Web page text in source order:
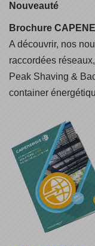
Nouveauté
Brochure
A découvrir, nos
raccordées
Peak Shaving &
container